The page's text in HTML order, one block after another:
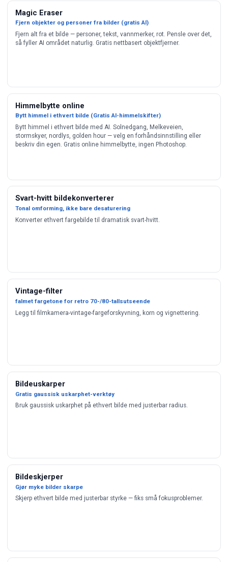
Magic Eraser
Fjern objekter og personer fra bilder (gratis AI)
Fjern alt fra et bilde — personer, tekst, vannmerker, rot. Pensle over det,
så fyller AI området naturlig. Gratis nettbasert objektfjerner.
Himmelbytte online
Bytt himmel i ethvert bilde (Gratis AI-himmelskifter)
Bytt himmel i ethvert bilde med AI. Solnedgang, Melkeveien,
stormskyer, nordlys, golden hour — velg en forhåndsinnstilling eller
beskriv din egen. Gratis online himmelbytte, ingen Photoshop.
Svart-hvitt bildekonverterer
Tonal omforming, ikke bare desaturering
Konverter ethvert fargebilde til dramatisk svart-hvitt.
Vintage-filter
falmet fargetone for retro 70-/80-tallsutseende
Legg til filmkamera-vintage-fargeforskyvning, korn og vignettering.
Bildeuskarper
Gratis gaussisk uskarphet-verktøy
Bruk gaussisk uskarphet på ethvert bilde med justerbar radius.
Bildeskjerper
Gjør myke bilder skarpe
Skjerp ethvert bilde med justerbar styrke — fiks små fokusproblemer.